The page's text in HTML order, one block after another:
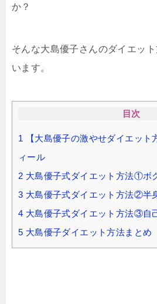
か？
そんな大島優子さんのダイエッ
います。
目次
1 【大島優子の激やせダイエット
ィール
2 大島優子式ダイエット方法①ボ
3 大島優子式ダイエット方法②半
4 大島優子式ダイエット方法③自
5 大島優子ダイエット方法まとめ